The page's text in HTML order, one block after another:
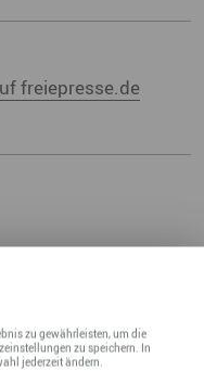
freiepresse.de
zu gewährleisten, um die
zu speichern. In
jederzeit ändern.